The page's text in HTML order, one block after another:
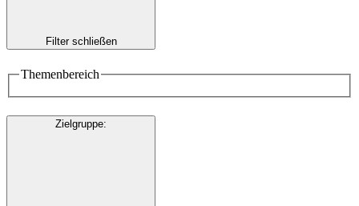
Filter schließen
Themenbereich
Zielgruppe: